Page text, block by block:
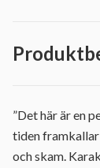
”Det här är en
tiden
och skam.